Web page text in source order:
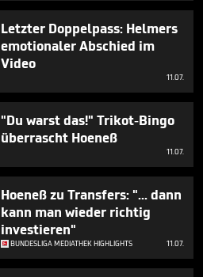
Letzter Doppelpass: Helmers
emotionaler Abschied im
Video
11.07.
"Du warst das!" Trikot-Bingo
überrascht Hoeneß
11.07.
Hoeneß zu Transfers: "... dann
kann man wieder richtig
investieren"
BUNDESLIGA MEDIATHEK HIGHLIGHTS 11.07.